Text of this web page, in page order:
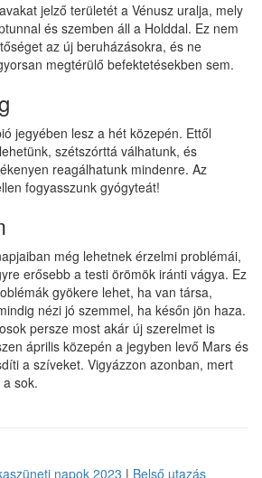
jelző területét a Vénusz uralja, mely
és szemben áll a Holddal. Ez nem
az új beruházásokra, és ne
megtérülő befektetésekben sem.
jegyében lesz a hét közepén. Ettől
szétszórttá válhatunk, és
reagálhatunk mindenre. Az
fogyasszunk gyógyteát!
még lehetnek érzelmi problémái,
erősebb a testi örömök iránti vágya. Ez
gyökere lehet, ha van társa,
nézi jó szemmel, ha későn jön haza.
persze most akár új szerelmet is
április közepén a jegyben levő Mars és
a szíveket. Vigyázzon azonban, mert
sok.
napok 2023 | Belső utazás